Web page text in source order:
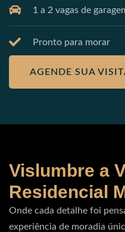
1 a 2 vagas de
Pronto para morar
AGENDE SUA
Vislumbre a
Residencial
Onde cada detalhe foi
experiência de moradia